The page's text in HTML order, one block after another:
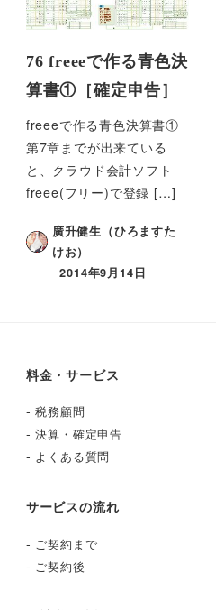
76 freeeで作る青色決
算書①［確定申告］
freeeで作る青色決算書①
第7章までが出来ている
と、クラウド会計ソフト
freee(フリー)で登録 […]
廣升健生（ひろますた
けお）
2014年9月14日
料金・サービス
-税務顧問
-決算・確定申告
- よくある質問
サービスの流れ
- ご契約まで
- ご契約後